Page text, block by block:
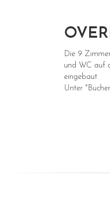
Die 9
und WC auf
eingebaut.
Unter